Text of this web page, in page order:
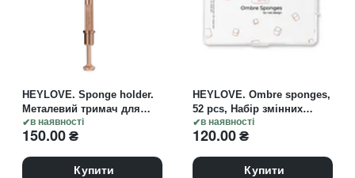
в наявності
HEYLOVE. Sponge holder.
Металевий тримач для
спонжів.
150.00₴
Купити
в наявності
HEYLOVE. Ombre sponges,
52 pcs, Набір змінних
спонжів для створення
дизайну "омбре", 52 шт
120.00₴
Купити